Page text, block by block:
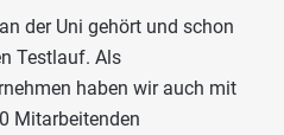
der Uni gehört und schon
Testlauf. Als
haben wir auch mit
Mitarbeitenden